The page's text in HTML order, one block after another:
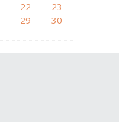
22
23
29
30